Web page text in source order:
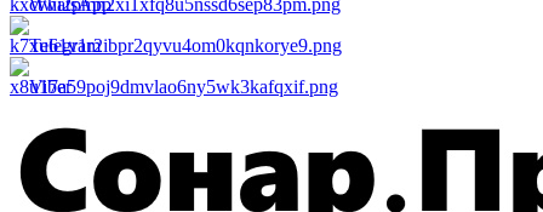
WhatsApp
Telegram
Viber